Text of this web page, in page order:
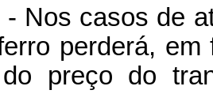
- Nos casos de
perderá,
preço do